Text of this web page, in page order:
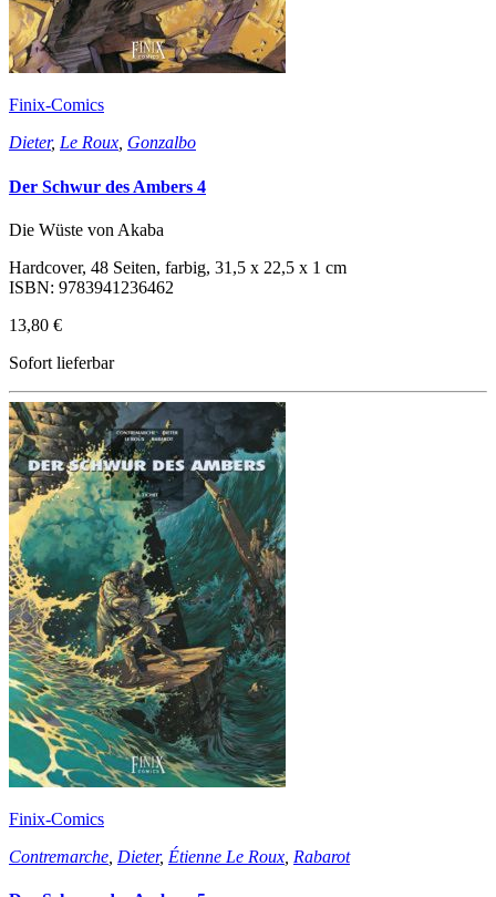
Finix-Comics
Dieter, Le Roux Gonzalbo
Der Schwur des Ambers 4
Die Wüste von Akaba
Hardcover, 48 Seiten, farbig, 31,5 x 22,5 x 1 cm
ISBN: 9783941236462
13,80 €
Sofort lieferbar
Finix-Comics
Contremarche Dieter, Étienne Le Roux Rabarot